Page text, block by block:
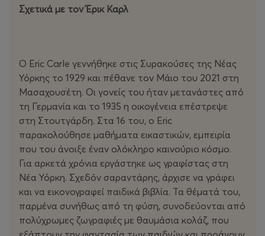
Σχετικά με τον Έρικ Καρλ
O Eric Carle γεννήθηκε στις Συρακούσες της Νέας
Υόρκης το 1929 και πέθανε τον Μάιο του 2021 στη
Μασαχουσέτη. Οι γονείς του ήταν μετανάστες από
τη Γερμανία και το 1935 η οικογένεια επέστρεψε
στη Στουτγάρδη. Στα 16 του, ο Eric
παρακολούθησε μαθήματα εικαστικών, εμπειρία
που του άνοιξε έναν ολόκληρο καινούριο κόσμο.
Για αρκετά χρόνια εργάστηκε ως γραφίστας στη
Νέα Υόρκη. Σχεδόν σαραντάρης, άρχισε να γράφει
και να εικονογραφεί παιδικά βιβλία. Τα θέματά του,
παρμένα συνήθως από τη φύση, συνοδεύονται από
πολύχρωμες ζωγραφιές με θαυμάσια κολάζ, που